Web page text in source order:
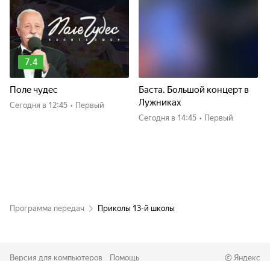
7.4
Поле чудес
Сегодня в 12:45 • Первый
Баста. Большой концерт в
Лужниках
Сегодня в 14:45 • Первый
Программа передач Приколы 13-й школы
Версия для компьютеров Помощь © Яндекс